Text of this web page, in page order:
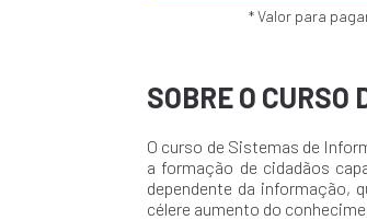
* Valor para
SOBRE O CURSO
O curso de Sistemas de
a formação de cidadãos
dependente da informação,
célere aumento do